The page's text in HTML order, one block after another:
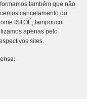
também que não
cancelamento do
ISTOÉ, tampouco
apenas pelo
sites.